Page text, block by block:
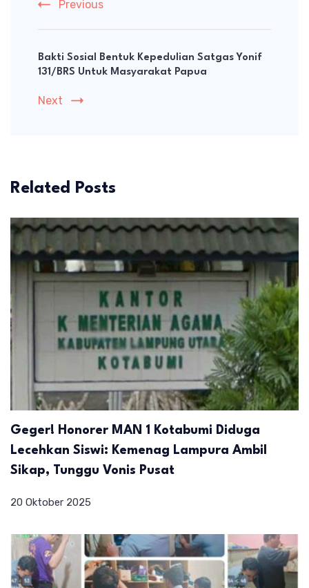
Previous
Bakti Sosial Bentuk Kepedulian Satgas Yonif
131/BRS Untuk Masyarakat Papua
Next
Related Posts
Geger! Honorer MAN 1 Kotabumi Diduga
Lecehkan Siswi: Kemenag Lampura Ambil
Sikap, Tunggu Vonis Pusat
20 Oktober 2025